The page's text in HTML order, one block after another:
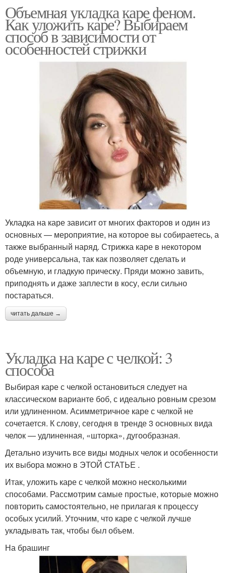
Объемная укладка каре феном.
Как уложить каре? Выбираем
способ в зависимости от
особенностей стрижки
Укладка на каре зависит от многих факторов и один из
основных — мероприятие, на которое вы собираетесь, а
также выбранный наряд. Стрижка каре в некотором
роде универсальна, так как позволяет сделать и
объемную, и гладкую прическу. Пряди можно завить,
приподнять и даже заплести в косу, если сильно
постараться.
читать дальше →
Укладка на каре с челкой: 3
способа
Выбирая каре с челкой остановиться следует на
классическом варианте боб, с идеально ровным срезом
или удлиненном. Асимметричное каре с челкой не
сочетается. К слову, сегодня в тренде 3 основных вида
челок — удлиненная, «шторка», дугообразная.
Детально изучить все виды модных челок и особенности
их выбора можно в ЭТОЙ СТАТЬЕ .
Итак, уложить каре с челкой можно несколькими
способами. Рассмотрим самые простые, которые можно
повторить самостоятельно, не прилагая к процессу
особых усилий. Уточним, что каре с челкой лучше
укладывать так, чтобы был объем.
На брашинг